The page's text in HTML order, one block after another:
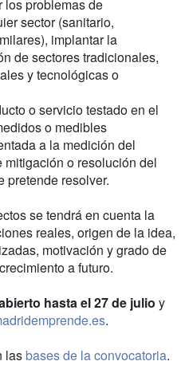
los problemas de
sector (sanitario,
implantar la
de sectores tradicionales,
y tecnológicas o
o servicio testado en el
o medibles
a la medición del
o resolución del
pretende resolver.
se tendrá en cuenta la
reales, origen de la idea,
motivación y grado de
a futuro.
hasta el 27 de julio y
.
lasbases de la convocatoria.